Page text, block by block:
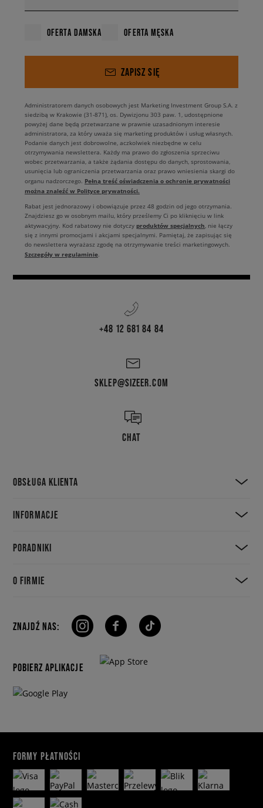
OFERTA DAMSKA OFERTA MĘSKA
ZAPISZ SIĘ
Administratorem danych osobowych jest Marketing Investment Group S.A. z
siedzibą w Krakowie (31-871), os. Dywizjonu 303 paw. 1, udostępnione
powyżej dane będą przetwarzane w prawnie uzasadnionym interesie
administratora, za który uważa się marketing produktów i usług własnych.
Podanie danych jest dobrowolne, aczkolwiek niezbędne w celu
otrzymywania newslettera. Każdy ma prawo do zgłoszenia sprzeciwu
wobec przetwarzania, a także żądania dostępu do danych, sprostowania,
usunięcia lub ograniczenia przetwarzania oraz prawo wniesienia skargi do
organu nadzorczego. Pełną treść oświadczenia o ochronie prywatności
można znaleźć w Polityce prywatności.
Rabat jest jednorazowy i obowiązuje przez 48 godzin od jego otrzymania.
Znajdziesz go w osobnym mailu, który prześlemy Ci po kliknięciu w link
aktywacyjny. Kod rabatowy nie dotyczy produktów specjalnych, nie łączy
się z innymi promocjami i akcjami specjalnymi. Pamiętaj, że zapisując się
do newslettera wyrażasz zgodę na otrzymywanie treści marketingowych.
Szczegóły w regulaminie.
+48 12 681 84 84
SKLEP@SIZEER.COM
CHAT
OBSŁUGA KLIENTA
INFORMACJE
PORADNIKI
O FIRMIE
ZNAJDŹ NAS:
POBIERZ APLIKACJE
FORMY PŁATNOŚCI